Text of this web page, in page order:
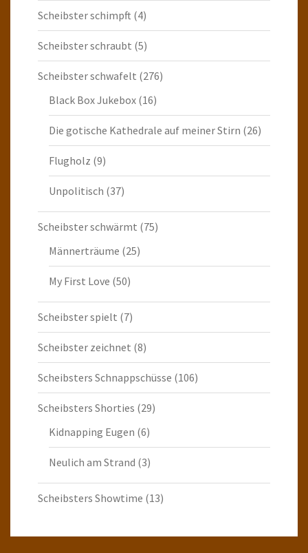
Scheibster schimpft (4)
Scheibster schraubt (5)
Scheibster schwafelt (276)
Black Box Jukebox (16)
Die gotische Kathedrale auf meiner Stirn (26)
Flugholz (9)
Unpolitisch (37)
Scheibster schwärmt (75)
Männerträume (25)
My First Love (50)
Scheibster spielt (7)
Scheibster zeichnet (8)
Scheibsters Schnappschüsse (106)
Scheibsters Shorties (29)
Kidnapping Eugen (6)
Neulich am Strand (3)
Scheibsters Showtime (13)